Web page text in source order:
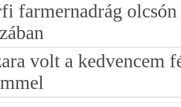
farmernadrág
volt a kedvencem